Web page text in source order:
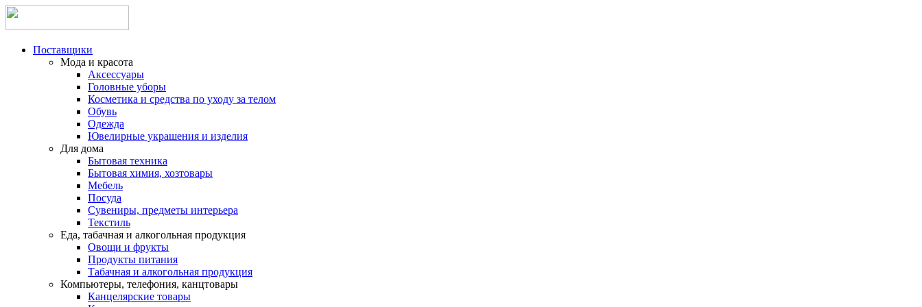
Поставщики
Мода и красота
Аксессуары
Головные уборы
Косметика и средства по уходу за телом
Обувь
Одежда
Ювелирные украшения и изделия
Для дома
Бытовая техника
Бытовая химия, хозтовары
Мебель
Посуда
Сувениры, предметы интерьера
Текстиль
Еда, табачная и алкогольная продукция
Овощи и фрукты
Продукты питания
Табачная и алкогольная продукция
Компьютеры, телефония, канцтовары
Канцелярские товары